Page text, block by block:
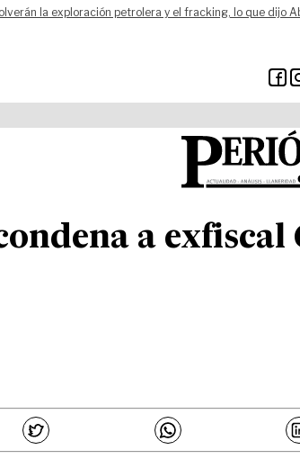
la exploración petrolera y el fracking, lo que dijo
a exfiscal